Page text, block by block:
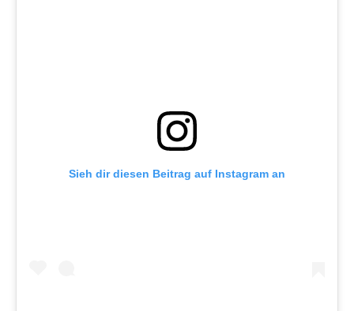
Sieh dir diesen Beitrag auf Instagram an